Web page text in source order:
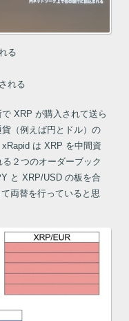
る
れる
XRP が購入されて送ら
（例えば円とドル）の
は XRP を中間資
２つのオーダーブック
と XRP/USD の板を合
両替を行っていると思